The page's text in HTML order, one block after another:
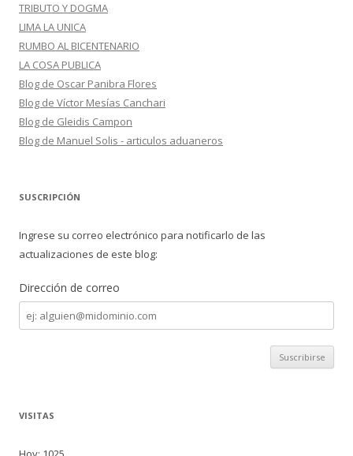
TRIBUTO Y DOGMA
LIMA LA UNICA
RUMBO AL BICENTENARIO
LA COSA PUBLICA
Blog de Oscar Panibra Flores
Blog de Víctor Mesías Canchari
Blog de Gleidis Campon
Blog de Manuel Solis - articulos aduaneros
SUSCRIPCIÓN
Ingrese su correo electrónico para notificarlo de las
actualizaciones de este blog:
Dirección de correo
Dirección
de
correo
VISITAS